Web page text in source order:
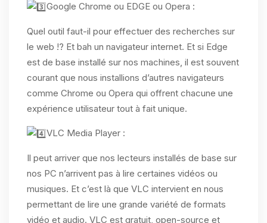
Google Chrome ou EDGE ou Opera :
Quel outil faut-il pour effectuer des recherches sur
le web !? Et bah un navigateur internet. Et si Edge
est de base installé sur nos machines, il est souvent
courant que nous installions d’autres navigateurs
comme Chrome ou Opera qui offrent chacune une
expérience utilisateur tout à fait unique.
VLC Media Player :
Il peut arriver que nos lecteurs installés de base sur
nos PC n’arrivent pas à lire certaines vidéos ou
musiques. Et c’est là que VLC intervient en nous
permettant de lire une grande variété de formats
vidéo et audio. VLC est gratuit, open-source et